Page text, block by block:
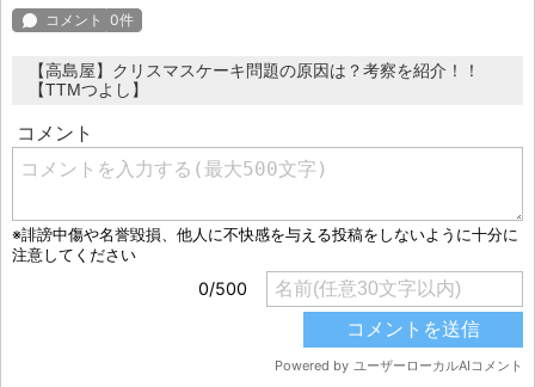
【高島屋】クリスマスケーキ問題の原因は？考察を紹介！！
【TTMつよし】